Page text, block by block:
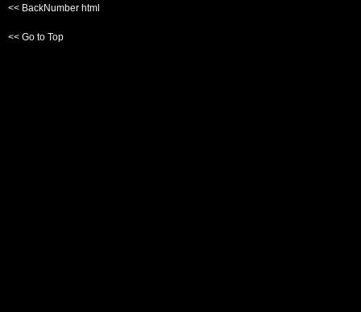
<< BackNumber html
<< Go to Top